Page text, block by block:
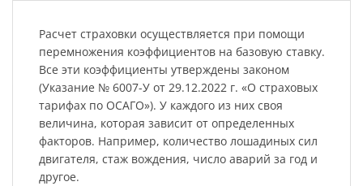
Расчет страховки осуществляется при помощи
перемножения коэффициентов на базовую ставку.
Все эти коэффициенты утверждены законом
(Указание № 6007-У от 29.12.2022 г. «О страховых
тарифах по ОСАГО»). У каждого из них своя
величина, которая зависит от определенных
факторов. Например, количество лошадиных сил
двигателя, стаж вождения, число аварий за год и
другое.